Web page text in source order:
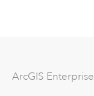
ArcGIS Enterprise